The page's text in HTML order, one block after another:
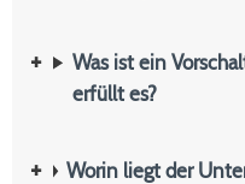
Was ist ein
erfüllt es?
Worin liegt der